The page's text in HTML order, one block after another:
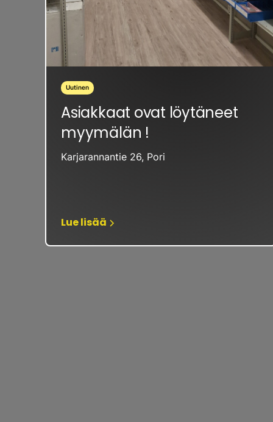
Uutinen
Asiakkaat ovat löytäneet
myymälän !
Karjarannantie 26, Pori
Lue lisää